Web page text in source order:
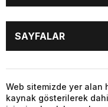
YAŞAM
GAZETE OKU
PUAN DURUMU
SAYFALAR
MAGAZİN
SİYASET
Web sitemizde yer alan
kaynak gösterilerek